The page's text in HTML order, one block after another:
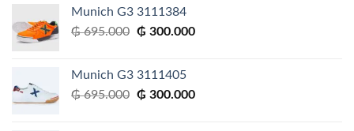
era:
₲ 695.000.₲ 300.000.
Munich G3 3111384
₲695.000 El
era:
₲ 695.000.
₲ 300.000El
₲ 300.000.
Munich G3 3111405
₲695.000 El
₲ 300.000El